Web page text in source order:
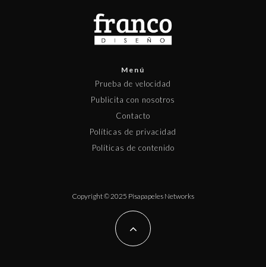
Menú
Prueba de velocidad
Publicita con nosotros
Contacto
Políticas de privacidad
Políticas de contenido
Copyright © 2025 Pisapapeles Networks